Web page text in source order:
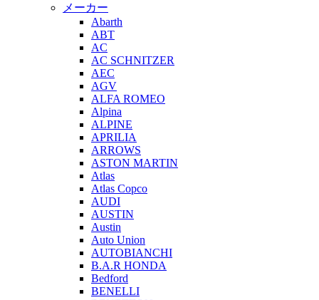
メーカー
Abarth
ABT
AC
AC SCHNITZER
AEC
AGV
ALFA ROMEO
Alpina
ALPINE
APRILIA
ARROWS
ASTON MARTIN
Atlas
Atlas Copco
AUDI
AUSTIN
Austin
Auto Union
AUTOBIANCHI
B.A.R HONDA
Bedford
BENELLI